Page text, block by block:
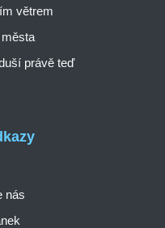
nás
větrem
právě teď